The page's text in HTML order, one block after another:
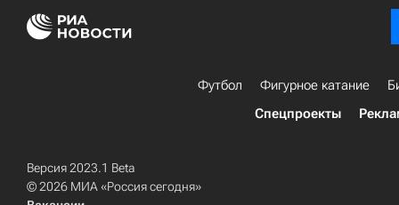
Футбол Фигурное катание
Спецпроекты
Версия 2023.1 Beta
© 2026 МИА «Россия сегодня»